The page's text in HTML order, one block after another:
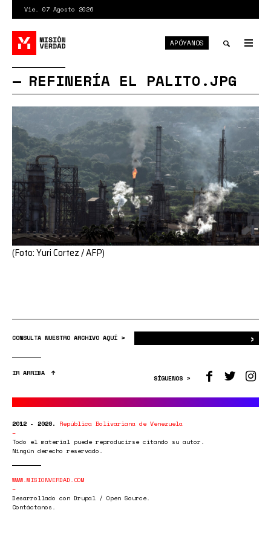
contenido
principal
Vie. 07 Agosto 2026
search
APÓYANOS
REFINERÍA EL PALITO.JPG
(Foto: Yuri Cortez / AFP)
CONSULTA NUESTRO ARCHIVO AQUÍ > ›
IR ARRIBA
SÍGUENOS >
2012 - 2020. República Bolivariana de Venezuela
Todo el material puede reproducirse citando su autor.
Ningún derecho reservado.
WWW.MISIONVERDAD.COM
Desarrollado con Drupal / Open Source.
Contáctanos.